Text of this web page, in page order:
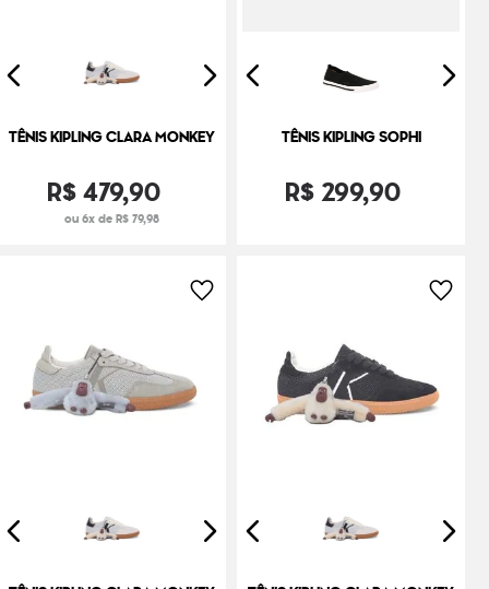
TÊNIS KIPLING CLARA MONKEY
R$479,90
ou 6x de R$ 79,98
TÊNIS KIPLING SOPHI
R$299,90